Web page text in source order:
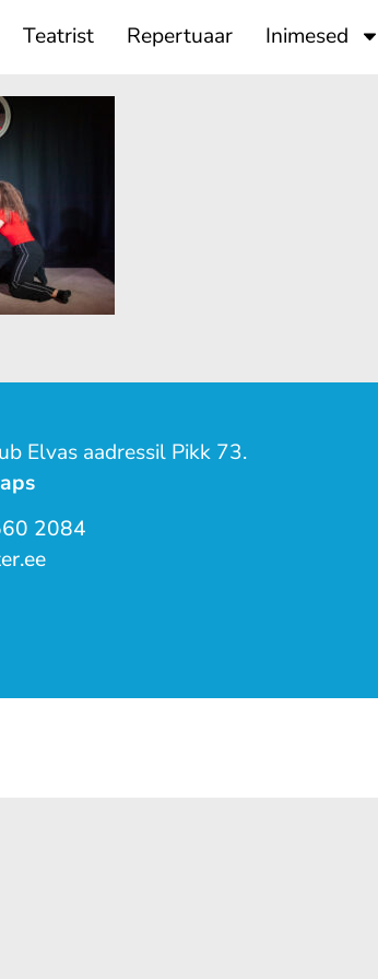
Teatrist Repertuaar Inimesed
Elvas aadressil Pikk 73.
2084